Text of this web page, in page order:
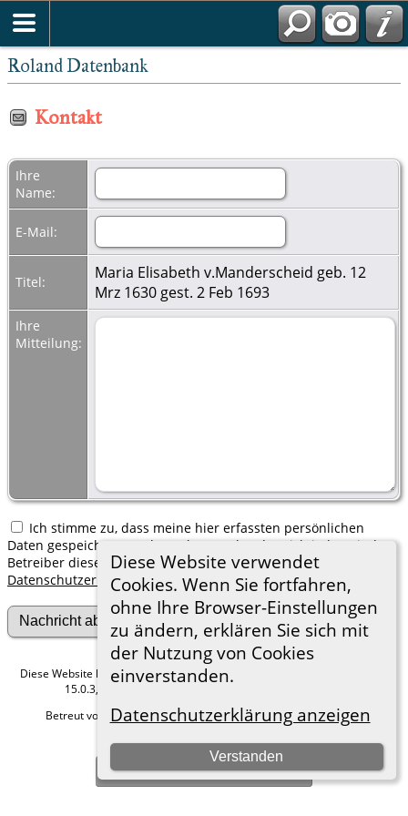
Roland Datenbank
Diese Website verwendet
Cookies. Wenn Sie fortfahren,
ohne Ihre Browser-Einstellungen
zu ändern, erklären Sie sich mit
der Nutzung von Cookies
einverstanden.
Datenschutzerklärung anzeigen
Verstanden
Kontakt
Ihre
Name:
E-Mail:
Titel:
Maria Elisabeth v.Manderscheid geb. 12
Mrz 1630 gest. 2 Feb 1693
Ihre
Mitteilung:
Ich stimme zu, dass meine hier erfassten persönlichen
Daten gespeichert werden. Ich verstehe, dass ich jederzeit den
Betreiber dieser Website bitten kann, diese Daten zu löschen.
Datenschutzerklärung
Diese Website läuft mitThe Next Generation of Genealogy Sitebuilding
15.0.3, programmiert von Darrin Lythgoe © 2001-2026.
Betreut von
Roland zu Dortmund e.V.. |Datenschutzerklärung.
Hier geht es zum Impressum
Zur Desktop-Webseite wechseln